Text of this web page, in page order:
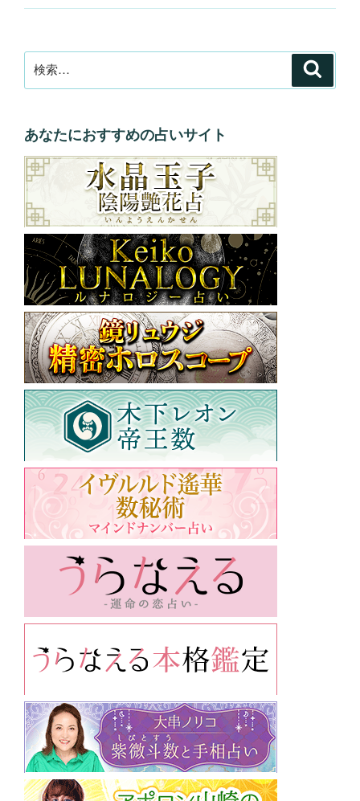
索:
あなたにおすすめの占いサイト